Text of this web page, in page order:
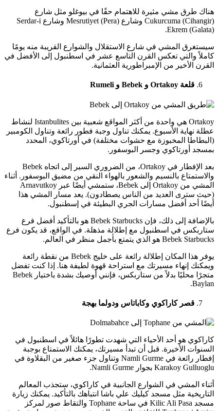
هناك طرق مشي مثيرة للاهتمام حقًا في بيوغلو مثل شارع
Cukurcuma (Cihangir) وشارع Mesrutiyet (Pera) وشارع Serdar-i
Ekrem (Galata).
سيستغرق المشي في شارع الاستقلال والشوارع القريبة منه يومًا
كاملاً والتي تعكس القرن التاسع عشر في اسطنبول إلى الأفضل في
القرن الأخير من الإمبراطورية العثمانية.
قلعة Ortakoy و Bebek و Rumeli
Ortakoy هي واحدة من أكثر المواقع شعبية بين Istanbulites لنشاط
عطلة نهاية الأسبوع. يمكنك تناول وجبة فطور رائعة وتناول الكومبير
(البطاطا المخبوزة مع حشوات مختلفة) في أورتاكوي، المحدد
بمسجد أورتاكوي وجسر البوسفور.
بعد الإفطار في Ortakoy، من الضروري السير إلى اتجاه Bebek
والاستمتاع بالنسيم والشعور بالهواء النقي من مضيق البوسفور. أثناء
المشي من Ortakoy إلى Bebek، ستمشي أيضًا عبر Arnavutkoy
(حيث سترى العديد من الناس يصطادون). يعد مسار المشي هذا
أيضًا أحد أفضل مسارات الجري البطيئة في إسطنبول.
بالإضافة إلى ذلك، فإن Bebek Starbucks هو بالتأكيد أفضل فرع
ستاربكس في اسطنبول مع إطلالة مذهلة. في الواقع، قد يكون فرع
Bebek Starbucks هو الذي يتمتع بأجمل منظر في العالم.
يوفر هذا المكان إطلالة رائعة على خليج Bebek من نقطة رائعة
ويمكنك إنهاء مسيرتك مع استراحة قهوة لطيفة هنا. إذا كنت تفضل
متجرًا محليًا بدلاً من ستاربكس، فإنني أوصيك بشدة باختيار Bebek
Baylan.
قصر كاراكوي وكاباتاس ودولما بهجة
كاراكوي هو أحد الأحياء التي شهدت تطورًا هائلاً في اسطنبول في
السنوات الأخيرة. قبل أن تبدأ مسيرتك، يمكنك الاستمتاع بوجبة
إفطار رائعة في Namli Gurme وتناول جزء صغير من البقلاوة في
Karakoy Gulluoglu بجوار Namli Gurme.
أثناء المشي في الشوارع الجانبية في كاراكوي، ستجذب المعالم
التاريخية مثل مسجد كيليك علي باشا انتباهك بالتأكيد. يمكنك زيارة
مسجد Kilic Ali Pasa في ساحة Tophane والتقاط صور لمركز